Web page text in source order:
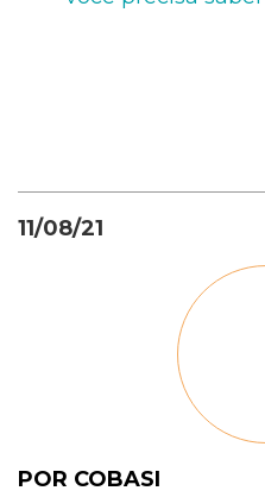
11/08/21
POR COBASI